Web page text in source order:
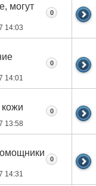
могут
14:03
0
14:01
0
13:58
0
14:31
0